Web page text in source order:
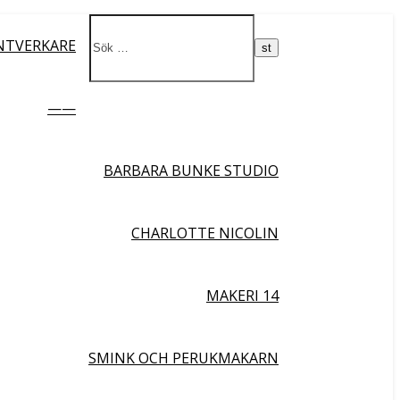
——
BARBARA BUNKE STUDIO
CHARLOTTE NICOLIN
MAKERI 14
SMINK OCH PERUKMAKARN